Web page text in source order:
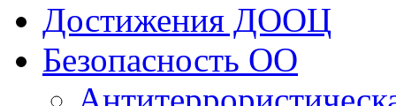
Достижения ДООЦ
Безопасность ОО